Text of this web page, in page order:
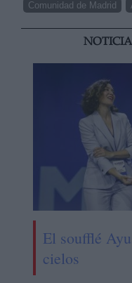
Comunidad de Madrid
El soufflé
cielos